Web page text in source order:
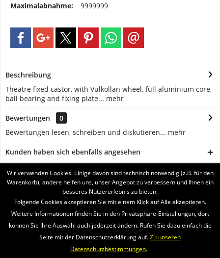
Maximalabnahme:
9999999
Beschreibung
Theatre fixed castor, with Vulkollan wheel, full aluminium core,
ball bearing and fixing plate... mehr
Bewertungen
0
Bewertungen lesen, schreiben und diskutieren... mehr
Kunden haben sich ebenfalls angesehen
BRUKERSTØTTE
SERVICE
INFORMATIONEN
Wir verwenden Cookies. Einige davon sind technisch notwendig (z.B. für den
Warenkorb), andere helfen uns, unser Angebot zu verbessern und Ihnen ein
besseres Nutzererlebnis zu bieten.
Folgende Cookies akzeptieren Sie mit einem Klick auf Alle akzeptieren.
Weitere Informationen finden Sie in den Privatsphäre-Einstellungen, dort
können Sie Ihre Auswahl auch jederzeit ändern. Rufen Sie dazu einfach die
Seite mit der Datenschutzerklärung auf.Zu unseren
Datenschutzbestimmungen.